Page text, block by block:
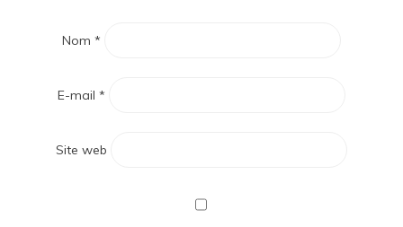
Nom *
E-mail *
Site web